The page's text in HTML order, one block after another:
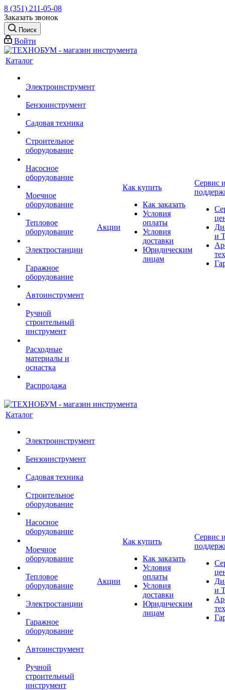
8 (351) 211-05-08
Заказать звонок
Поиск
Войти
Каталог
Электроинструмент
Бензоинструмент
Садовая техника
Строительное
оборудование
Насосное
оборудование
Моечное
оборудование
Тепловое
оборудование
Электростанции
Гаражное
оборудование
Автоинструмент
Ручной
строительный
инструмент
Расходные
материалы и
оснастка
Распродажа
Акции
Как купить
Как заказать
Условия
оплаты
Условия
доставки
Юридическим
лицам
Сервис
и
Каталог
Электроинструмент
Бензоинструмент
Садовая техника
Строительное
оборудование
Насосное
оборудование
Моечное
оборудование
Тепловое
оборудование
Электростанции
Гаражное
оборудование
Автоинструмент
Ручной
строительный
инструмент
Акции
Как купить
Как заказать
Условия
оплаты
Условия
доставки
Юридическим
лицам
Сервис
и